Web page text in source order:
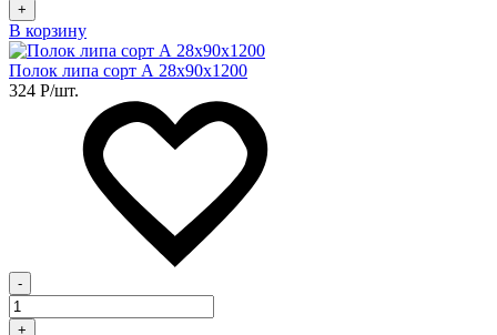
+
В корзину
Полок липа сорт А 28х90х1200
324 Р/шт.
-
+